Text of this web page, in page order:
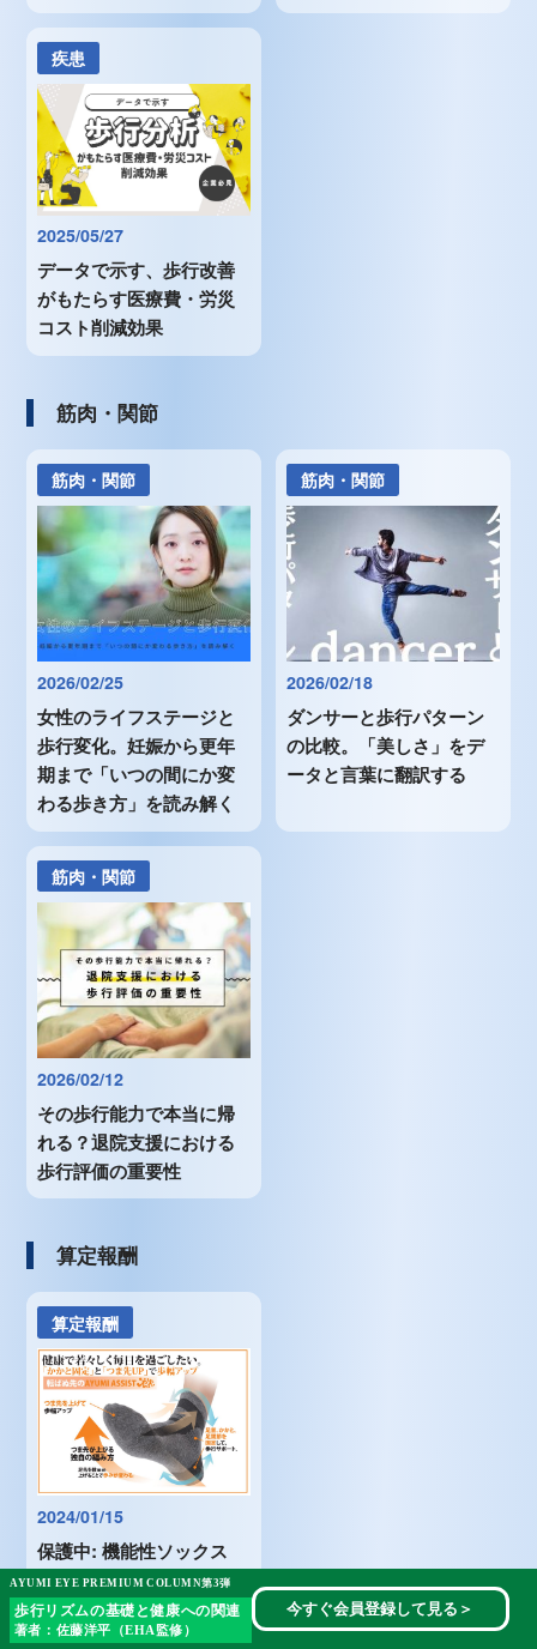
疾患
2025/05/27
データで示す、歩行改善
がもたらす医療費・労災
コスト削減効果
筋肉・関節
筋肉・関節
2026/02/25
女性のライフステージと
歩行変化。妊娠から更年
期まで「いつの間にか変
わる歩き方」を読み解く
筋肉・関節
2026/02/18
ダンサーと歩行パターン
の比較。「美しさ」をデ
ータと言葉に翻訳する
筋肉・関節
2026/02/12
その歩行能力で本当に帰
れる？退院支援における
歩行評価の重要性
算定報酬
算定報酬
2024/01/15
保護中: 機能性ソックス
AYUMIASSITの転倒予防
効果の検証結果
AYUMI EYE PREMIUM COLUMN第3弾
歩行リズムの基礎と健康への関連
著者：佐藤洋平（EHA監修）
今すぐ会員登録して見る ＞